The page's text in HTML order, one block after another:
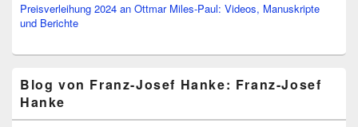
Preisverleihung 2024 an Ottmar Miles-Paul: Videos, Manuskripte
und Berichte
Blog von Franz-Josef Hanke: Franz-Josef
Hanke